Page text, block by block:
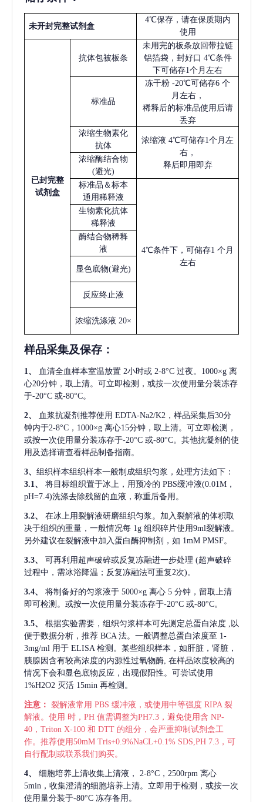
未开封完整试剂盒
4℃保存，请在保质期内
使用
已封完整
试剂盒
抗体包被板条
未用完的板条放回带拉链
铝箔袋，封好口 4℃条件
下可储存1个月左右
标准品
冻干粉 -20℃可储存6 个
月左右，
稀释后的标准品使用后请
丢弃
浓缩生物素化
抗体
浓缩液 4℃可储存1个月左
右，
释后即用即弃
浓缩酶结合物
(避光)
标准品＆标本
通用稀释液
4℃条件下，可储存1 个月
左右
生物素化抗体
稀释液
酶结合物稀释
液
显色底物(避光)
反应终止液
浓缩洗涤液 20×
样品采集及保存 ：
1、 血清全血样本室温放置 2小时或 2-8°C 过夜。1000×g 离
心20分钟，取上清。可立即检测，或按一次使用量分装冻存
于-20°C 或-80°C。
2、 血浆抗凝剂推荐使用 EDTA-Na2/K2，样品采集后30分
钟内于2-8°C，1000×g 离心15分钟，取上清。可立即检测，
或按一次使用量分装冻存于-20°C 或-80°C。其他抗凝剂的使
用及选择请查看样品制备指南。
3、 组织样本组织样本一般制成组织匀浆，处理方法如下：
3.1、
将目标组织置于冰上，用预冷的 PBS缓冲液(0.01M，
pH=7.4)洗涤去除残留的血液，称重后备用。
3.2、
在冰上用裂解液研磨组织匀浆。加入裂解液的体积取
决于组织的重量，一般情况每 1g 组织碎片使用9ml裂解液。
另外建议在裂解液中加入蛋白酶抑制剂，如 1mM PMSF。
3.3、 可再利用超声破碎或反复冻融进一步处理 (超声破碎
过程中，需冰浴降温；反复冻融法可重复2次)。
3.4、 将制备好的匀浆液于 5000×g 离心 5 分钟，留取上清
即可检测。或按一次使用量分装冻存于-20°C 或-80°C。
3.5、 根据实验需要，组织匀浆样本可先测定总蛋白浓度 ,以
便于数据分析，推荐 BCA 法。一般调整总蛋白浓度至 1-
3mg/ml 用于 ELISA 检测。某些组织样本，如肝脏，肾脏，
胰腺因含有较高浓度的内源性过氧物酶, 在样品浓度较高的
情况下会和显色底物反应，出现假阳性。可尝试使用
1%H2O2 灭活 15min 再检测。
注意： 裂解液常用 PBS 缓冲液，或使用中等强度 RIPA 裂
解液。使用 时，PH 值需调整为PH7.3，避免使用含 NP-
40，Triton X-100 和 DTT 的组分，会严重抑制试剂盒工
作。推荐使用50mM Tris+0.9%NaCL+0.1% SDS,PH 7.3，可
自行配制或联系我们购买。
4、 细胞培养上清收集上清液，
2-8°C，2500rpm 离心
5min，收集澄清的细胞培养上清。立即用于检测，或按一次
使用量分装于-80°C 冻存备用。